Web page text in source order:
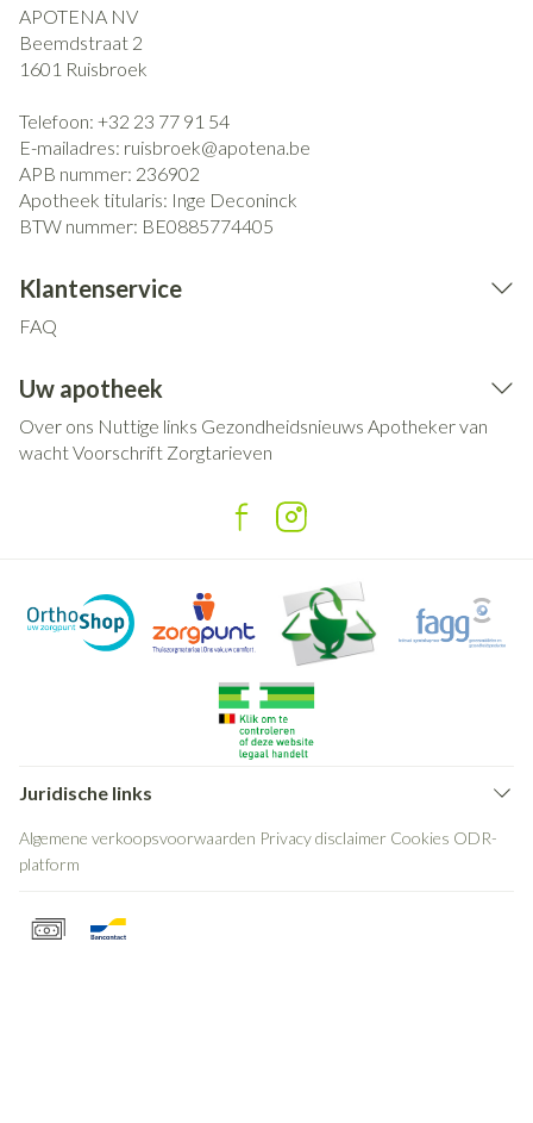
APOTENA NV
Beemdstraat 2
1601 Ruisbroek
Telefoon: +32 23 77 91 54
E-mailadres: ruisbroek@apotena.be
APB nummer: 236902
Apotheek titularis: Inge Deconinck
BTW nummer: BE0885774405
Klantenservice
FAQ
Uw apotheek
Over ons Nuttige links Gezondheidsnieuws Apotheker van
wachtVoorschrift Zorgtarieven
Juridische links
Algemene verkoopsvoorwaarden Privacy disclaimer Cookies ODR-
platform